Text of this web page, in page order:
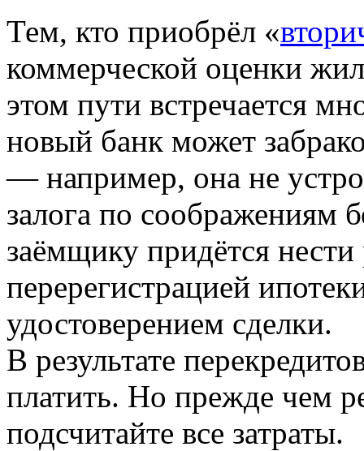
Тем, кто приобрёл «
коммерческой оценки
этом пути встречается
новый банк может
— например, она не
залога по соображениям
заёмщику придётся
перерегистрацией
удостоверением сделки.
В результате
платить. Но прежде чем
подсчитайте все затраты.